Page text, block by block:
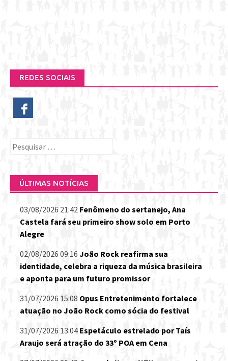
REDES SOCIAIS
Pesquisar
ÚLTIMAS NOTÍCIAS
03/08/2026 21:42 Fenômeno do sertanejo, Ana
Castela fará seu primeiro show solo em Porto
Alegre
02/08/2026 09:16 João Rock reafirma sua
identidade, celebra a riqueza da música brasileira
e aponta para um futuro promissor
31/07/2026 15:08 Opus Entretenimento fortalece
atuação no João Rock como sócia do festival
31/07/2026 13:04 Espetáculo estrelado por Taís
Araujo será atração do 33º POA em Cena